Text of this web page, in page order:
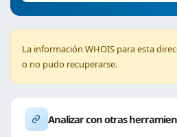
La información WHOIS para esta
o no pudo recuperarse.
Analizar con otras